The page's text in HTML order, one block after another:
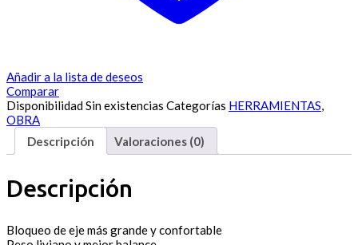
Añadir a la lista de deseos
Comparar
DisponibilidadSin existencias Categorías HERRAMIENTAS,
OBRA
Descripción
Valoraciones (0)
Descripción
Bloqueo de eje más grande y confortable